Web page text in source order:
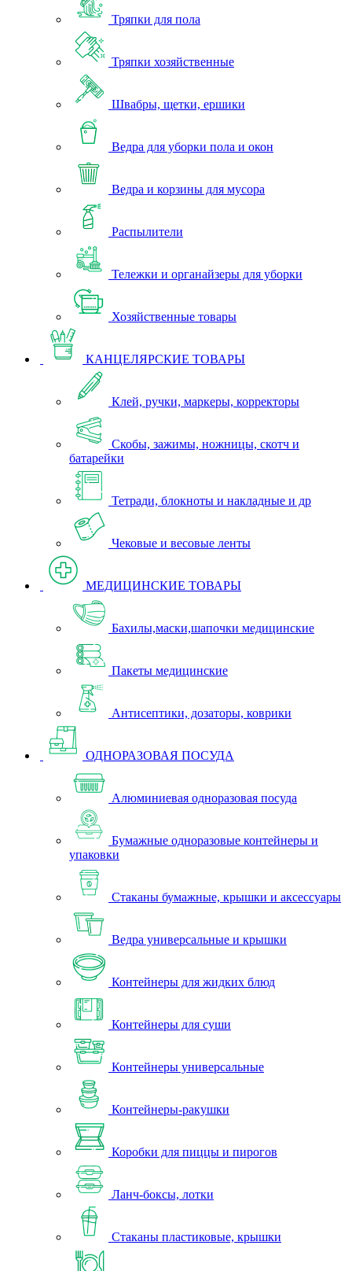
Тряпки для пола
Тряпки хозяйственные
Швабры, щетки, ершики
Ведра для уборки пола и окон
Ведра и корзины для мусора
Распылители
Тележки и органайзеры для уборки
Хозяйственные товары
КАНЦЕЛЯРСКИЕ ТОВАРЫ
Клей, ручки, маркеры, корректоры
Скобы, зажимы, ножницы, скотч и
батарейки
Тетради, блокноты и накладные и др
Чековые и весовые ленты
МЕДИЦИНСКИЕ ТОВАРЫ
Бахилы,маски,шапочки медицинские
Пакеты медицинские
Антисептики, дозаторы, коврики
ОДНОРАЗОВАЯ ПОСУДА
Алюминиевая одноразовая посуда
Бумажные одноразовые контейнеры и
упаковки
Стаканы бумажные, крышки и аксессуары
Ведра универсальные и крышки
Контейнеры для жидких блюд
Контейнеры для суши
Контейнеры универсальные
Контейнеры-ракушки
Коробки для пиццы и пирогов
Ланч-боксы, лотки
Стаканы пластиковые, крышки